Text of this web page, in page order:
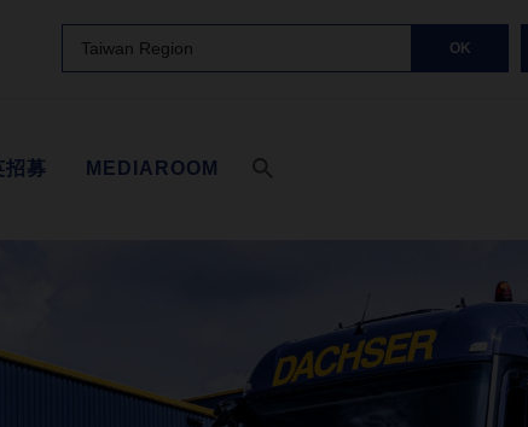
Taiwan Region OK
招募 MEDIAROOM